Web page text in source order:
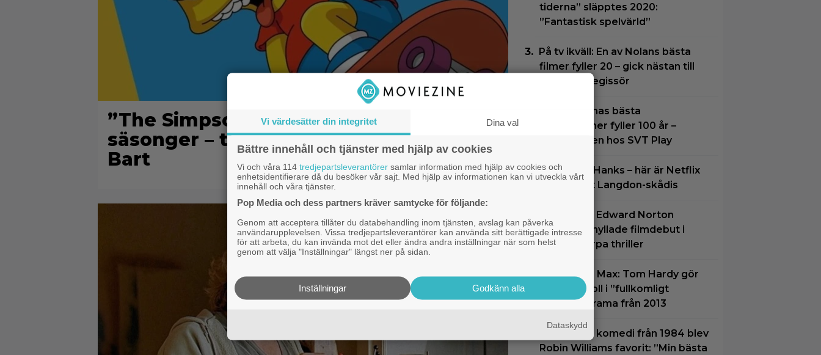
”The Simpsons” kan ta slut efter 40
säsonger – tror skådespelaren bakom
Bart
tiderna” släpptes 2020:
”Fantastisk spelvärld”
På tv ikväll: En av Nolans bästa
filmer fyller 20 – gick nästan till
en annan regissör
En av tidernas bästa
komedifilmer fyller 100 år –
streama den hos SVT Play
Glöm Tom Hanks – här är Netflix
nya Robert Langdon-skådis
På tv ikväll: Edward Norton
gjorde sin hyllade filmdebut i
denna skarpa thriller
Nu på HBO Max: Tom Hardy gör
sin bästa roll i ”fullkomligt
lysande” drama från 2013
Bortglömd komedi från 1984 blev
Robin Williams favorit: ”Min bästa
Vi värdesätter din integritet Dina val
Bättre innehåll och tjänster med hjälp av cookies
Vi och våra 114 tredjepartsleverantörer samlar information med hjälp av cookies och
enhetsidentifierare då du besöker vår sajt. Med hjälp av informationen kan vi utveckla vårt
innehåll och våra tjänster.
Pop Media och dess partners kräver samtycke för följande:
Genom att acceptera tillåter du databehandling inom tjänsten, avslag kan påverka
användarupplevelsen. Vissa tredjepartsleverantörer kan använda sitt berättigade intresse
för att arbeta, du kan invända mot det eller ändra andra inställningar när som helst
genom att välja "Inställningar" längst ner på sidan.
Godkänn alla
Inställningar
Dataskydd